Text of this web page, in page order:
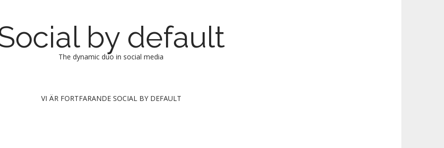
by default
The dynamic duo in social media
VI ÄR FORTFARANDE SOCIAL BY DEFAULT